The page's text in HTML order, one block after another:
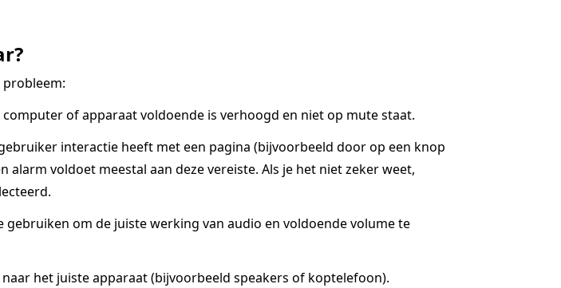
of apparaat voldoende is verhoogd en niet op mute staat.
interactie heeft met een pagina (bijvoorbeeld door op een knop
voldoet meestal aan deze vereiste. Als je het niet zeker weet,
om de juiste werking van audio en voldoende volume te
het juiste apparaat (bijvoorbeeld speakers of koptelefoon).